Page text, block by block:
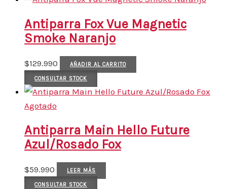
Antiparra Fox Vue Magnetic
Smoke Naranjo
$129.990 AÑADIR AL CARRITO
CONSULTAR STOCK
Agotado
Antiparra Main Hello Future
Azul/Rosado Fox
$59.990 LEER MÁS
CONSULTAR STOCK